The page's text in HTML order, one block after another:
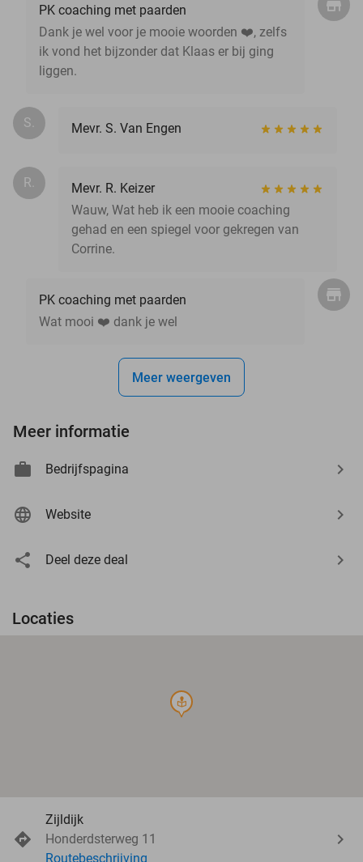
PK coaching met paarden
Dank je wel voor je mooie woorden ❤️, zelfs
ik vond het bijzonder dat Klaas er bij ging
liggen.
S. Mevr. S. Van Engen
R.
Mevr. R. Keizer
Wauw, Wat heb ik een mooie coaching
gehad en een spiegel voor gekregen van
Corrine.
PK coaching met paarden
Wat mooi ❤️ dank je wel
Meer weergeven
Meer informatie
Bedrijfspagina
Website
Deel deze deal
Locaties
course
Zijldijk
Honderdsterweg 11
Routebeschrijving